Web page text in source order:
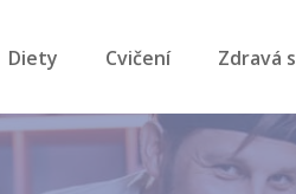
Diety Cvičení Zdravá